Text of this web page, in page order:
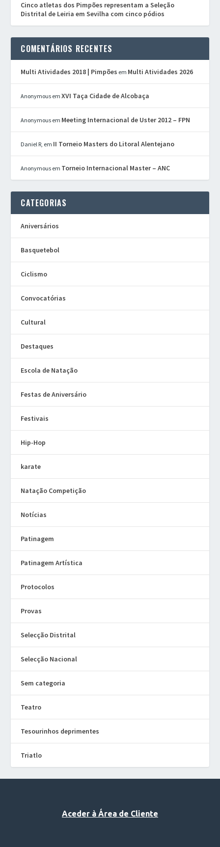
Cinco atletas dos Pimpões representam a Seleção
Distrital de Leiria em Sevilha com cinco pódios
COMENTÁRIOS RECENTES
Multi Atividades 2018 | Pimpões em Multi Atividades 2026
Anonymous emXVI Taça Cidade de Alcobaça
Anonymous em Meeting Internacional de Uster 2012 – FPN
Daniel R, em II Torneio Masters do Litoral Alentejano
Anonymous em Torneio Internacional Master – ANC
CATEGORIAS
Aniversários
Basquetebol
Ciclismo
Convocatórias
Cultural
Destaques
Escola de Natação
Festas de Aniversário
Festivais
Hip-Hop
karate
Natação Competição
Notícias
Patinagem
Patinagem Artística
Protocolos
Provas
Selecção Distrital
Selecção Nacional
Sem categoria
Teatro
Tesourinhos deprimentes
Triatlo
Aceder à Área de Cliente